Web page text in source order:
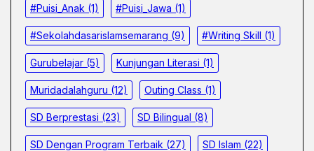
#Puisi_Anak (1) #Puisi_Jawa (1)
#sekolahdasarislamsemarang (9) #Writing Skill (1)
Gurubelajar (5) Kunjungan Literasi (1)
Muridadalahguru (12) Outing Class (1)
SD Berprestasi (23) SD Bilingual (8)
SD Dengan Program Terbaik (27) SD Islam (22)